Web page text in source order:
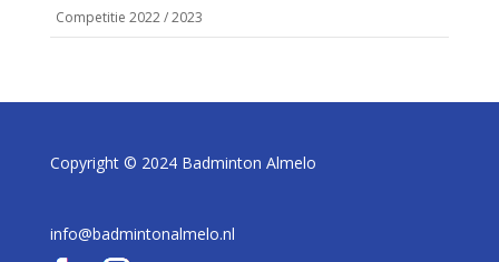
Competitie 2022 / 2023
Copyright © 2024 Badminton Almelo
info@badmintonalmelo.nl